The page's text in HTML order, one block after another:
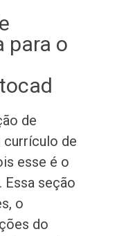
para o
de
currículo de
esse é o
seção
o
do